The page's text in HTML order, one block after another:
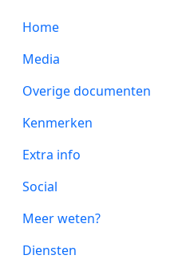
Home
Media
Overige documenten
Kenmerken
Extra info
Social
Meer weten?
Diensten